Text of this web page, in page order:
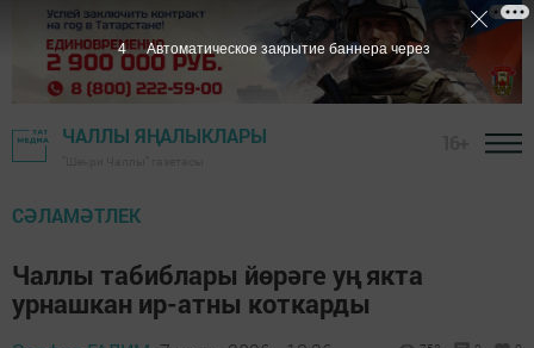
ЧАЛЛЫ ЯҢАЛЫКЛАРЫ
СӘЛАМӘТЛЕК
Чаллы табиблары йөрәге уң якта
урнашкан ир-атны коткарды
3 Автоматическое закрытие баннера через